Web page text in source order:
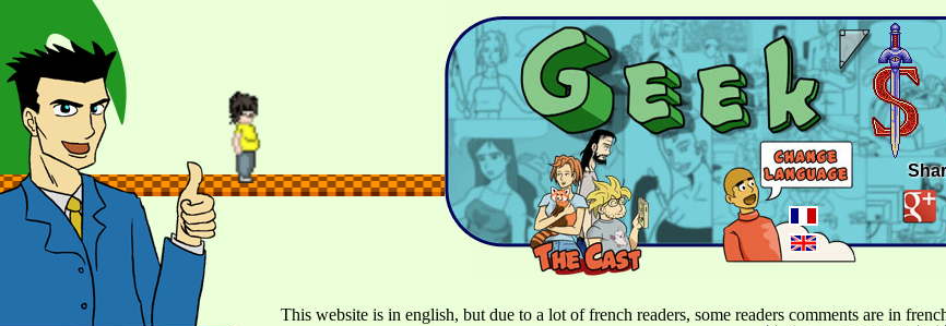
This website is in english, but due to a lot of french readers, some readers comments are in